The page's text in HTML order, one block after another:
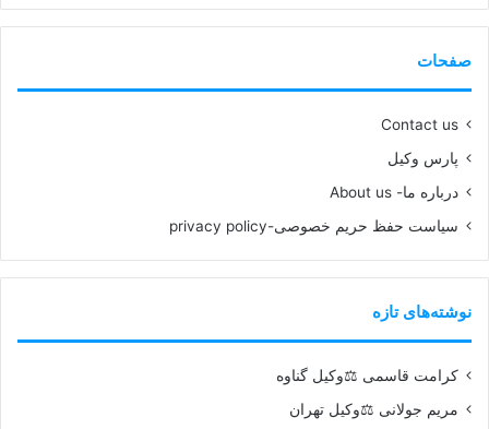
صفحات
Contact us
پارس وکیل
درباره ما- About us
سیاست حفظ حریم خصوصی-privacy policy
نوشته‌های تازه
کرامت قاسمی ⚖️وکیل گناوه
مریم جولانی ⚖️وکیل تهران